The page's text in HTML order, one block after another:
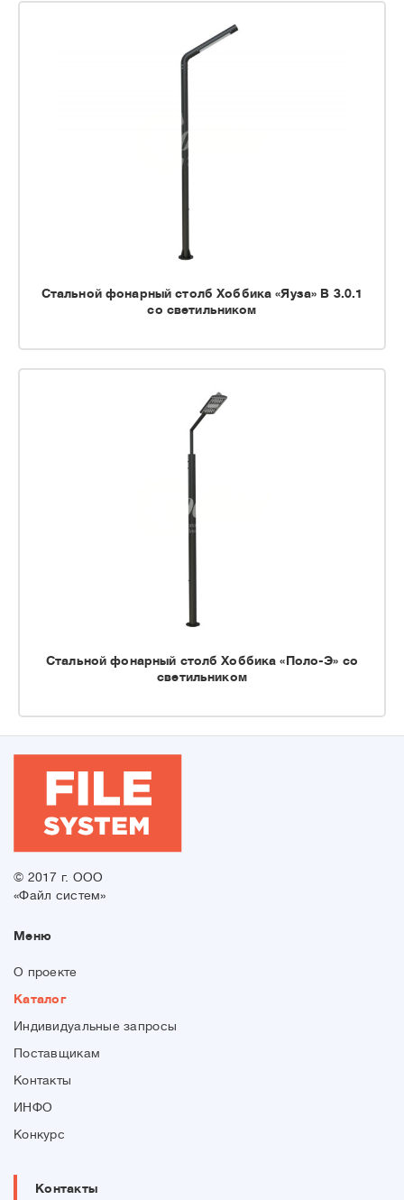
Стальной фонарный столб Хоббика «Яуза» В 3.0.1
со светильником
Стальной фонарный столб Хоббика «Поло-Э» со
светильником
© 2017 г. ООО
«Файл систем»
Меню
О проекте
Каталог
Индивидуальные запросы
Поставщикам
Контакты
ИНФО
Конкурс
Контакты